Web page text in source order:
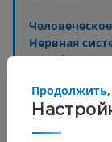
Нервная
Основные
Сплетение